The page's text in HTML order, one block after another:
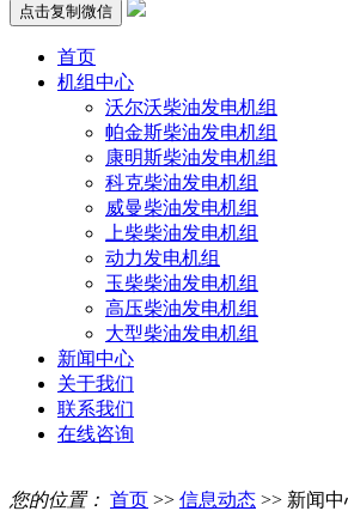
点击复制微信
首页
机组中心
沃尔沃柴油发电机组
帕金斯柴油发电机组
康明斯柴油发电机组
科克柴油发电机组
威曼柴油发电机组
上柴柴油发电机组
动力发电机组
玉柴柴油发电机组
高压柴油发电机组
大型柴油发电机组
新闻中心
关于我们
联系我们
在线咨询
您的位置： 首页 >> 信息动态 >> 新闻